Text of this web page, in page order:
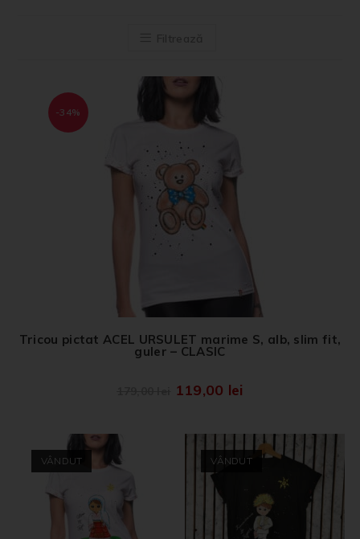
-34%
Tricou pictat ACEL URSULET marime S, alb, slim fit,
guler – CLASIC
119,00 lei
VÂNDUT VÂNDUT